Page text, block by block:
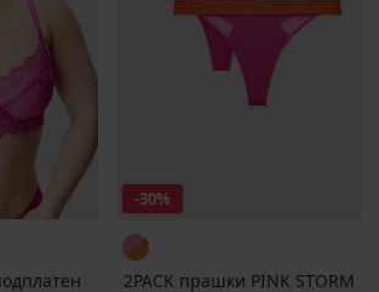
-30%
2PACK прашки PINK STORM